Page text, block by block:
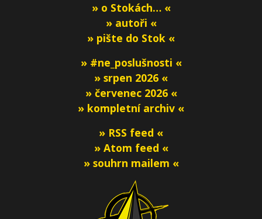
» o Stokách… «
» autoři «
» pište do Stok «
» #ne_poslušnosti «
» srpen 2026 «
» červenec 2026 «
» kompletní archiv «
» RSS feed «
» Atom feed «
» souhrn mailem «